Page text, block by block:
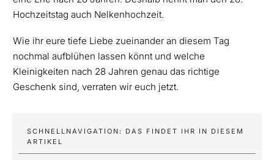
Hochzeitstag auch Nelkenhochzeit.
Wie ihr eure tiefe Liebe zueinander an diesem Tag
nochmal aufblühen lassen könnt und welche
Kleinigkeiten nach 28 Jahren genau das richtige
Geschenk sind, verraten wir euch jetzt.
SCHNELLNAVIGATION: DAS FINDET IHR IN DIESEM
ARTIKEL